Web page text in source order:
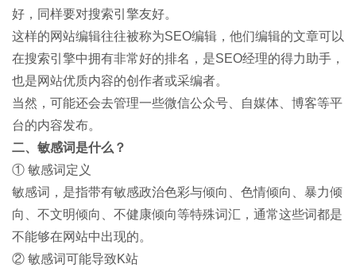
好，同样要对搜索引擎友好。
这样的网站编辑往往被称为SEO编辑，他们编辑的文章可以
在搜索引擎中拥有非常好的排名，是SEO经理的得力助手，
也是网站优质内容的创作者或采编者。
当然，可能还会去管理一些微信公众号、自媒体、博客等平
台的内容发布。
二、敏感词是什么？
① 敏感词定义
敏感词，是指带有敏感政治色彩与倾向、色情倾向、暴力倾
向、不文明倾向、不健康倾向等特殊词汇，通常这些词都是
不能够在网站中出现的。
② 敏感词可能导致K站